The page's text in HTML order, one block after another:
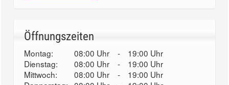
Öffnungszeiten
Montag: 08:00 Uhr -
19:00 Uhr
Dienstag:
08:00 Uhr -
19:00 Uhr
Mittwoch:
08:00 Uhr -
19:00 Uhr